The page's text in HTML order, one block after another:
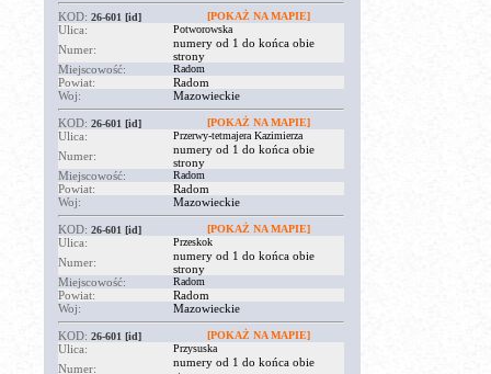
KOD: 26-601 [id] [POKAŻ NA MAPIE]
Ulica: Potworowska
Numer:
numery od 1 do końca obie
strony
Miejscowość:
Radom
Powiat:
Radom
Woj:
Mazowieckie
KOD: 26-601 [id] [POKAŻ NA MAPIE]
Ulica: Przerwy-tetmajera Kazimierza
Numer:
numery od 1 do końca obie
strony
Miejscowość:
Radom
Powiat:
Radom
Woj:
Mazowieckie
KOD: 26-601 [id] [POKAŻ NA MAPIE]
Ulica: Przeskok
Numer:
numery od 1 do końca obie
strony
Miejscowość:
Radom
Powiat:
Radom
Woj:
Mazowieckie
KOD: 26-601 [id] [POKAŻ NA MAPIE]
Ulica: Przysuska
Numer:
numery od 1 do końca obie